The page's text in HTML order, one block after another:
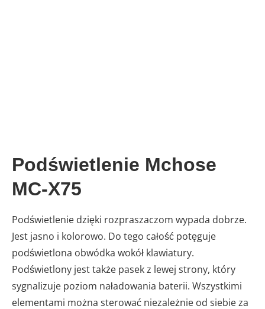
Podświetlenie Mchose
MC-X75
Podświetlenie dzięki rozpraszaczom wypada dobrze.
Jest jasno i kolorowo. Do tego całość potęguje
podświetlona obwódka wokół klawiatury.
Podświetlony jest także pasek z lewej strony, który
sygnalizuje poziom naładowania baterii. Wszystkimi
elementami można sterować niezależnie od siebie za